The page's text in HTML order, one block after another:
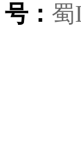
号： 蜀